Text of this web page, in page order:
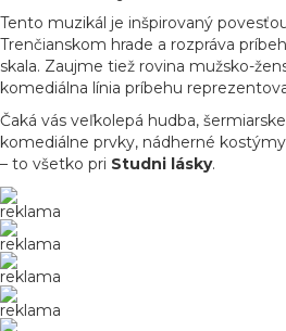
Tento muzikál je inšpirovaný
Trenčianskom hrade a rozpráva
skala. Zaujme tiež rovina mužsko-
komediálna línia príbehu
Čaká vás veľkolepá hudba,
komediálne prvky, nádherné
– to všetko pri Studni lásky.
reklama
reklama
reklama
reklama